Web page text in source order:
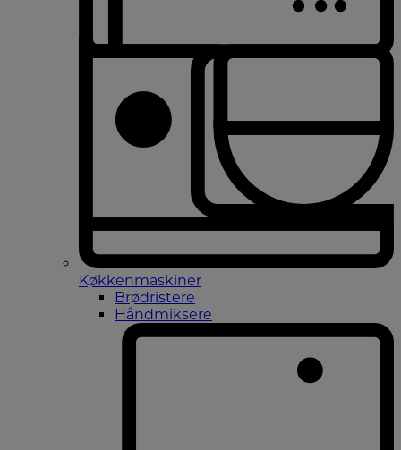
Køkkenmaskiner
Brødristere
Håndmiksere